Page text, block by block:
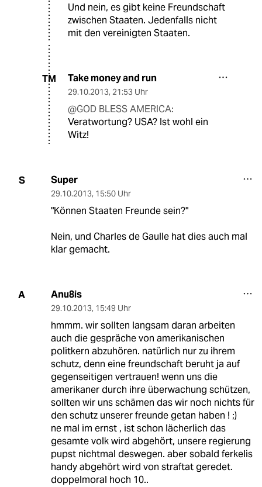
Und nein, es gibt keine Freundschaft
zwischen Staaten. Jedenfalls nicht
mit den vereinigten Staaten.
TM Take money and run
29.10.2013, 21:53 Uhr
@GOD BLESS AMERICA:
Veratwortung? USA? Ist wohl ein
Witz!
S Super
29.10.2013, 15:50 Uhr
"Können Staaten Freunde sein?"
Nein, und Charles de Gaulle hat dies auch mal
klar gemacht.
A Anu8is
29.10.2013, 15:49 Uhr
hmmm. wir sollten langsam daran arbeiten
auch die gespräche von amerikanischen
politkern abzuhören. natürlich nur zu ihrem
schutz, denn eine freundschaft beruht ja auf
gegenseitigen vertrauen! wenn uns die
amerikaner durch ihre überwachung schützen,
sollten wir uns schämen das wir noch nichts für
den schutz unserer freunde getan haben ! ;)
ne mal im ernst , ist schon lächerlich das
gesamte volk wird abgehört, unsere regierung
pupst nichtmal deswegen. aber sobald ferkelis
handy abgehört wird von straftat geredet.
doppelmoral hoch 10..